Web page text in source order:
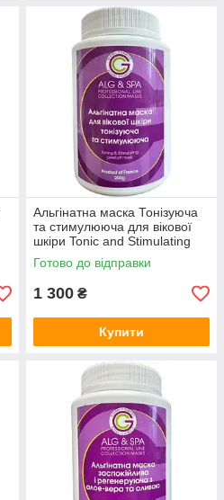
Альгінатна маска Тонізуюча
та стимулююча для вікової
шкіри Tonic and Stimulating
Peel off Mask ALG & SPA,
500г
Готово до відправки
1 300 ₴
Купити